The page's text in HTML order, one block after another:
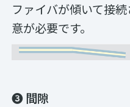
ファイバが傾いて接
意が必要です。
❸ 間隙